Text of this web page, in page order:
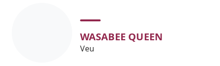
WASABEE QUEEN
Veu